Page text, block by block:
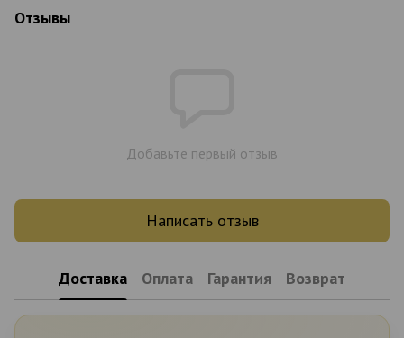
Отзывы
Добавьте первый отзыв
Написать отзыв
Доставка Оплата Гарантия Возврат